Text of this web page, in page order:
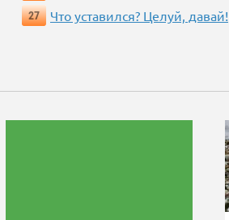
27
Что уставился? Целуй, давай!